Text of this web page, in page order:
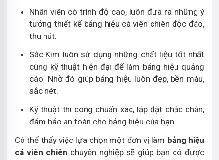
Nhân viên có trình độ cao, luôn đưa ra những ý
tưởng thiết kế bảng hiệu cá viên chiên độc đáo,
thu hút.
Sắc Kim luôn sử dụng những chất liệu tốt nhất
cùng kỹ thuật hiện đại để làm bảng hiệu quảng
cáo. Nhờ đó giúp bảng hiệu luôn đẹp, bền màu,
sắc nét.
Kỹ thuật thi công chuẩn xác, lắp đặt chắc chắn,
đảm bảo an toàn cho bảng hiệu của bạn.
Có thể thấy việc lựa chọn một đơn vị làm bảng hiệu
cá viên chiên chuyên nghiệp sẽ giúp bạn có được